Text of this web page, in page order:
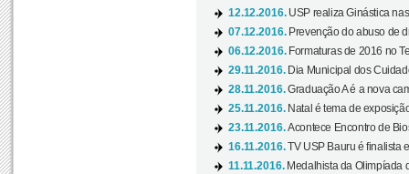
12.12.2016. USP realiza Ginástica
07.12.2016. Prevenção do abuso de
06.12.2016. Formaturas de 2016 no
29.11.2016. Dia Municipal dos
28.11.2016.Graduação A é a nova
25.11.2016. Natal é tema de
23.11.2016.Acontece Encontro de
16.11.2016.TV USP Bauru é finalista
11.11.2016. Medalhista da Olimpíada